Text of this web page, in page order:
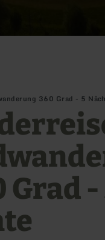
360 Grad - 5
Grad -